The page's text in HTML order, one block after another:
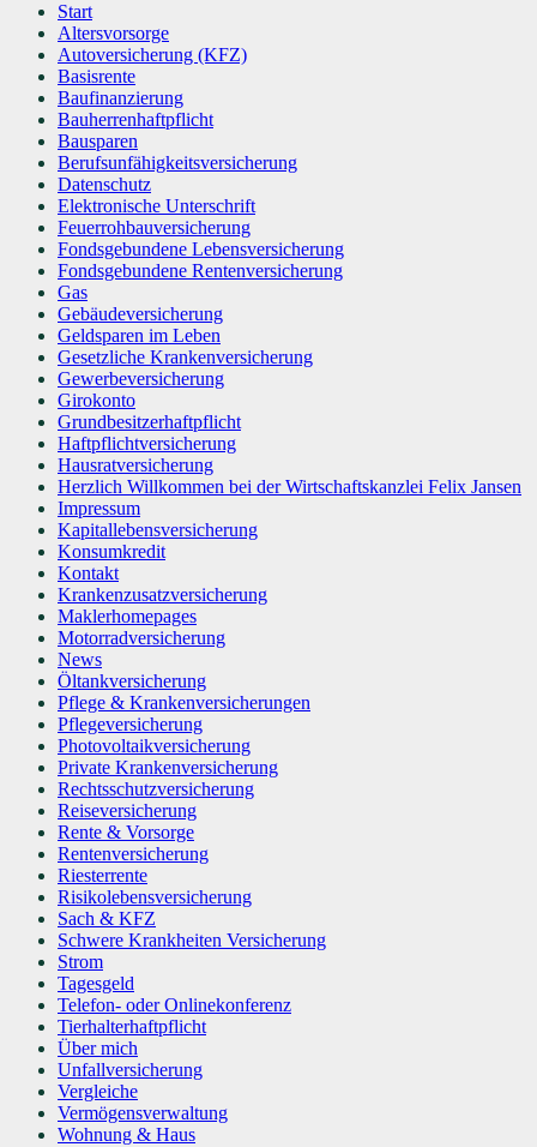
Start
Altersvorsorge
Autoversicherung (KFZ)
Basisrente
Baufinanzierung
Bauherrenhaftpflicht
Bausparen
Berufs­unfähigkeitsversicherung
Datenschutz
Elektronische Unterschrift
Feuerrohbauversicherung
Fondsgebundene Lebensversicherung
Fondsgebundene Rentenversicherung
Gas
Gebäudeversicherung
Geldsparen im Leben
Gesetzliche Krankenversicherung
Gewerbeversicherung
Girokonto
Grundbesitzerhaftpflicht
Haftpflichtversicherung
Hausratversicherung
Herzlich Willkommen bei der Wirtschaftskanzlei Felix Jansen
Impressum
Kapitallebensversicherung
Konsumkredit
Kontakt
Krankenzusatzversicherung
Maklerhomepages
Motorradversicherung
News
Öltankversicherung
Pflege & Krankenversicherungen
Pflegeversicherung
Photovoltaikversicherung
Private Krankenversicherung
Rechtsschutzversicherung
Reiseversicherung
Rente & Vorsorge
Rentenversicherung
Riesterrente
Risikolebensversicherung
Sach & KFZ
Schwere Krankheiten Versicherung
Strom
Tagesgeld
Telefon- oder Onlinekonferenz
Tierhalterhaftpflicht
Über mich
Unfallversicherung
Vergleiche
Vermögensverwaltung
Wohnung & Haus